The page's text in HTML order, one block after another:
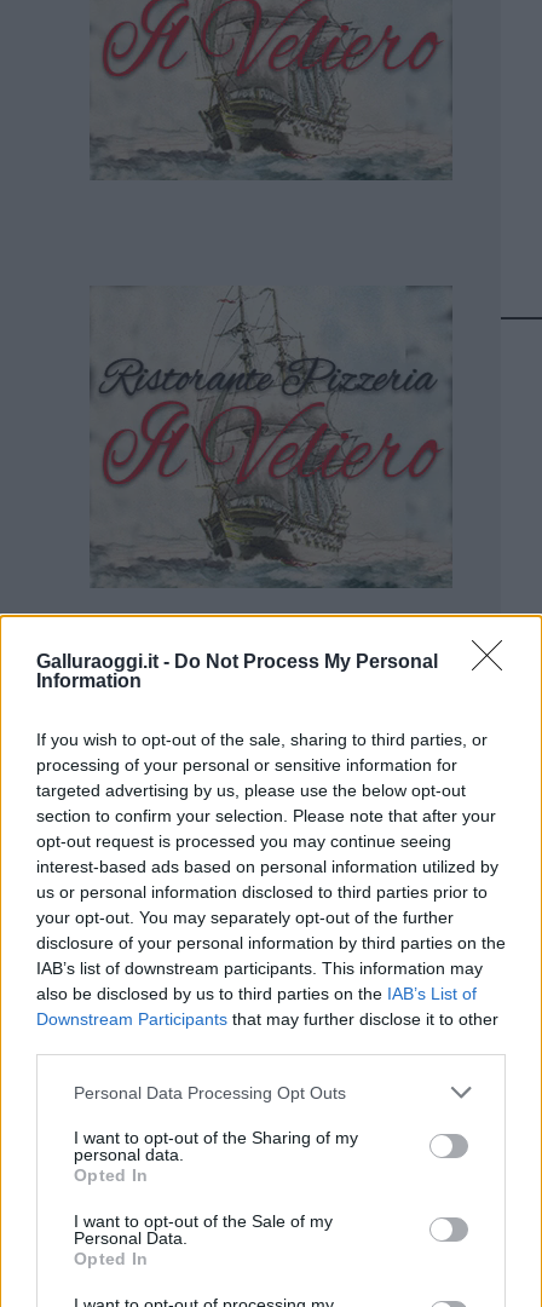
Galluraoggi.it - Do Not Process My Personal
Information
If you wish to opt-out of the sale, sharing to third parties, or
processing of your personal or sensitive information for
targeted advertising by us, please use the below opt-out
section to confirm your selection. Please note that after your
opt-out request is processed you may continue seeing
interest-based ads based on personal information utilized by
us or personal information disclosed to third parties prior to
your opt-out. You may separately opt-out of the further
disclosure of your personal information by third parties on the
IAB’s list of downstream participants. This information may
also be disclosed by us to third parties on the IAB’s List of
Downstream Participants that may further disclose it to other
Please note that this website/app uses one or more Google
not limited to your visit or usage behaviour. You may click to
grant or deny consent to Google and its third-party tags to
use your data for below specified purposes in below Google
consent section.
Personal Data Processing Opt Outs
I want to opt-out of the Sharing of my
personal data.
Opted In
I want to opt-out of the Sale of my
Personal Data.
Opted In